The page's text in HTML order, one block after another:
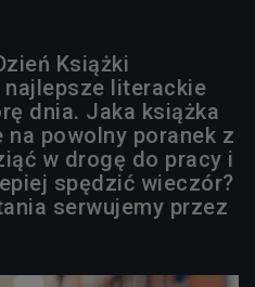
Książki
najlepsze literackie
dnia. Jaka książka
powolny poranek z
w drogę do pracy i
spędzić wieczór?
serwujemy przez